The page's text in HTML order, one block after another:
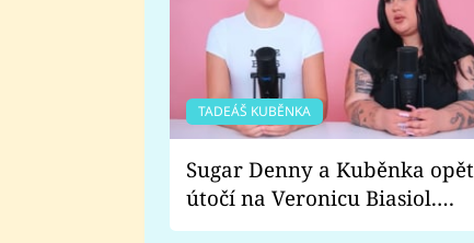
TADEÁŠ KUBĚNKA
Sugar Denny a Kuběnka opět
útočí na Veronicu Biasiol.
Proč je podle nich falešná a